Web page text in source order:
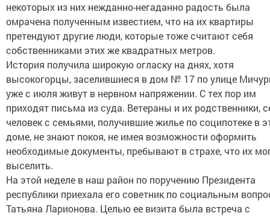
некоторых из них нежданно-негаданно радость была
омрачена полученным известием, что на их квартиры
претендуют другие люди, которые тоже считают себя
собственниками этих же квадратных метров.
История получила широкую огласку на днях, хотя
высокогорцы, заселившиеся в дом № 17 по улице
уже с июля живут в нервном напряжении. С тех пор им
приходят письма из суда. Ветераны и их родственники,
человек с семьями, получившие жилье по соципотеке в
доме, не знают покоя, не имея возможности оформить
необходимые документы, пребывают в страхе, что их
выселить.
На этой неделе в наш район по поручению Президента
республики приехала его советник по социальным
Татьяна Ларионова. Целью ее визита была встреча с